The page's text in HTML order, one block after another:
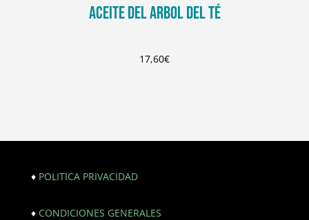
ACEITE DEL ARBOL DEL TÉ
17,60€
♦ POLITICA PRIVACIDAD
♦ CONDICIONES GENERALES